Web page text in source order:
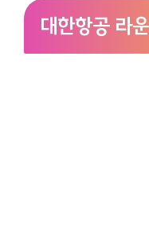
대한항공 라